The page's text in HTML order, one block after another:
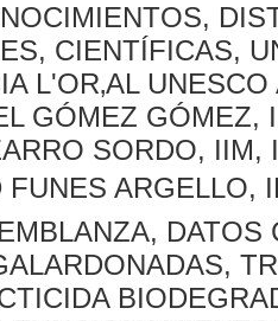
CIENTÍFICAS,
L'OR‚AL
GÓMEZ
SORDO,